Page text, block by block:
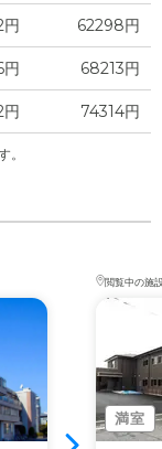
円 62298円
68213円
74314円
。
閲覧中の施
満室